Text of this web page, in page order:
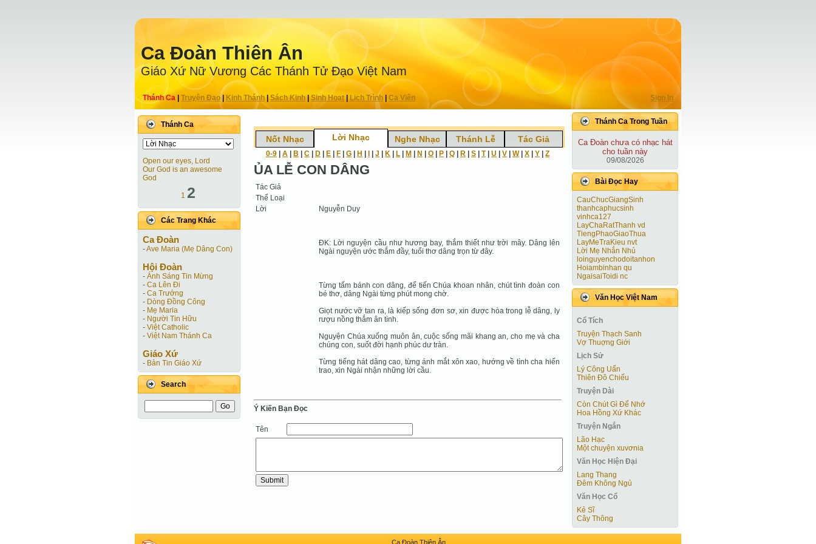
Ca Ðoàn Thiên Ân
Giáo Xứ Nữ Vương Các Thánh Tử Ðạo Việt Nam
Thánh Ca Truyện Ðạo| Kinh Thánh Sách Kinh|Sinh Hoạt| Lịch Trình Ca Viên Sign In
Thánh Ca
Open our eyes, Lord
Our God is an awesome
God
1 2
Các Trang Khác
Ca Ðoàn
-Ave Maria (Mẹ Dâng Con)
Hội Ðoàn
- Ánh Sáng Tin Mừng
- Ca Lên Đi
- Ca Trưởng
- Dòng Đồng Công
- Mẹ Maria
- Người Tin Hữu
- Việt Catholic
- Việt Nam Thánh Ca
Giáo Xứ
- Bản Tin Giáo Xứ
Search
Nốt Nhạc Lời Nhạc Nghe Nhạc Thánh Lễ Tác Giả
0-9 A B C D E F G H J K L M N O P Q R S T| U V W| X Y Z
ỦA LỄ CON DÂNG
Tác Giả
Thể Loại
Lời
Nguyễn Duy
ĐK: Lời nguyện cầu như hương bay, thắm thiết như trời mây. Dâng lên
Ngài nguyện ước thắm đầy, tuổi thơ dâng trọn từ đây.
Từng tấm bánh con dâng, để tiến Chúa khoan nhân, chút tình đoàn con
bé thơ, dâng Ngài từng phút mong chờ.
Giọt nước vỡ tan ra, là kiếp sống đơn sơ, xin được hòa trong lễ dâng, ly
rượu nồng thắm ân tình.
Nguyện Chúa xuống muôn ân, cuộc sống mãi khang an, cho mẹ và cha
chúng con, suốt đời hạnh phúc dư tràn.
Từng tiếng hát dâng cao, từng ánh mắt xôn xao, hướng về tình cha hiến
trao, xin Ngài nhận những lời cầu.
Ý Kiến Bạn Ðọc
Tên
Thánh Ca Trong Tuần
Ca Ðoàn chưa có nhạc hát
cho tuần này
09/08/2026
Bài Ðọc Hay
CauChucGiangSinh
thanhcaphucsinh
vinhca127
LayChaRatThanh vd
TiengPhaoGiaoThua
LayMeTraKieu nvt
Lời Mẹ Nhắn Nhủ
loinguyenchodoitanhon
Hoiambinhan qu
NgaisaiToidi nc
Văn Học Việt Nam
Cổ Tích
Truyện Thạch Sanh
Vợ Thuợng Giới
Lịch Sử
Lý Công Uẩn
Thiên Đô Chiếu
Truyện Dài
Còn Chút Gì Ðể Nhớ
Hoa Hồng Xứ Khác
Truyện Ngắn
Lão Hạc
Một chuyện xuvơnia
Văn Học Hiện Ðại
Lang Thang
Đêm Không Ngủ
Văn Học Cổ
Kẻ Sĩ
Cây Thông
Ca Ðoàn Thiên Ân